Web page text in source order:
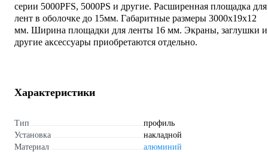
серии 5000PFS, 5000PS и другие. Расширенная площадка для
лент в оболочке до 15мм. Габаритные размеры 3000x19x12
мм. Ширина площадки для ленты 16 мм. Экраны, заглушки и
другие аксессуары приобретаются отдельно.
Характеристики
Тип
профиль
Установка
накладной
Материал
алюминий